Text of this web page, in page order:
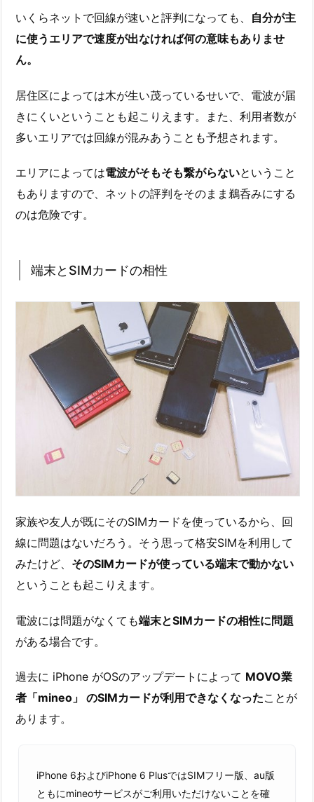
いくらネットで回線が速いと評判になっても、 自分が主
に使うエリアで速度が出なければ何の意味もありませ
ん。
居住区によっては木が生い茂っているせいで、電波が届
きにくいということも起こりえます。また、利用者数が
多いエリアでは回線が混みあうことも予想されます。
エリアによっては電波がそもそも繋がらないということ
もありますので、ネットの評判をそのまま鵜呑みにする
のは危険です。
端末とSIMカードの相性
家族や友人が既にそのSIMカードを使っているから、回
線に問題はないだろう。そう思って格安SIMを利用して
みたけど、 そのSIMカードが使っている端末で動かない
ということも起こりえます。
電波には問題がなくても端末とSIMカードの相性に問題
がある場合です。
過去に iPhone がOSのアップデートによって MOVO業
者「mineo」 のSIMカードが利用できなくなったことが
あります。
iPhone 6およびiPhone 6 PlusではSIMフリー版、au版
ともにmineoサービスがご利用いただけないことを確